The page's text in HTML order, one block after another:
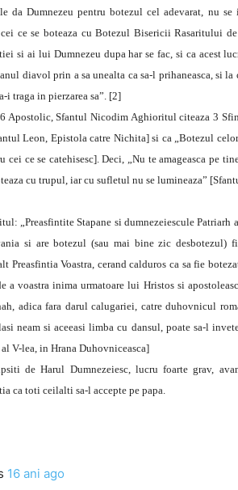
da Dumnezeu pentru botezul cel adevarat, nu
ce se boteaza cu Botezul Bisericii Rasaritului de
si ai lui Dumnezeu dupa har se fac, si ca acest
diavol prin a sa unealta ca sa-l prihaneasca, si
i traga in pierzarea sa”. [2]
Apostolic, Sfantul Nicodim Aghioritul citeaza 3
Leon, Epistola catre Nichita] si ca „Botezul
cei ce se catehisesc]. Deci, „Nu te amageasca pe
cu trupul, iar cu sufletul nu se lumineaza”
„Preasfintite Stapane si dumnezeiescule Patriarh
si are botezul (sau mai bine zic
Preasfintia Voastra, cerand calduros ca sa fie
a voastra inima urmatoare lui Hristos si
adica fara darul calugariei, catre duhovnicul
neam si aceeasi limba cu dansul, poate sa-l
V-lea, in Hrana Duhovniceasca]
de Harul Dumnezeiesc, lucru foarte grav,
ca toti ceilalti sa-l accepte pe papa.
16 ani ago